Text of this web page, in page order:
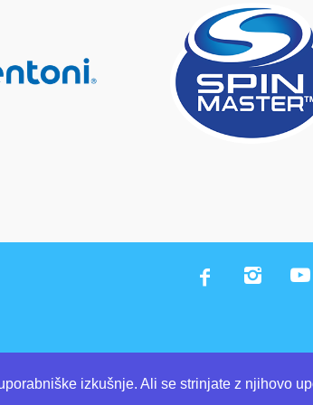
izkušnje. Ali se strinjate z njihovo